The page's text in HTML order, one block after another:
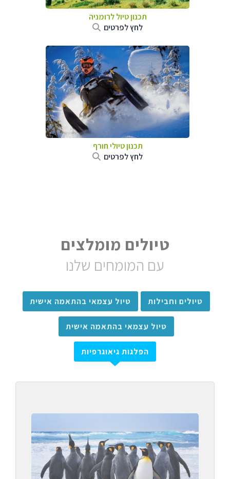
תכנון טיול לרומניה
לחץ לפרטים
תכנון טיולי חורף
לחץ לפרטים
טיולים מומלצים
עם המומחים שלנו
טיולים וחבילות טיול עצמאי בהתאמה אישית
טיול עצמאי בהתאמה אישית
הפלגות גיאוגרפיות